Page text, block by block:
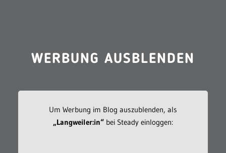
WERBUNG AUSBLENDEN
Um Werbung im Blog auszublenden, als
„Langweiler:in“bei Steady einloggen: